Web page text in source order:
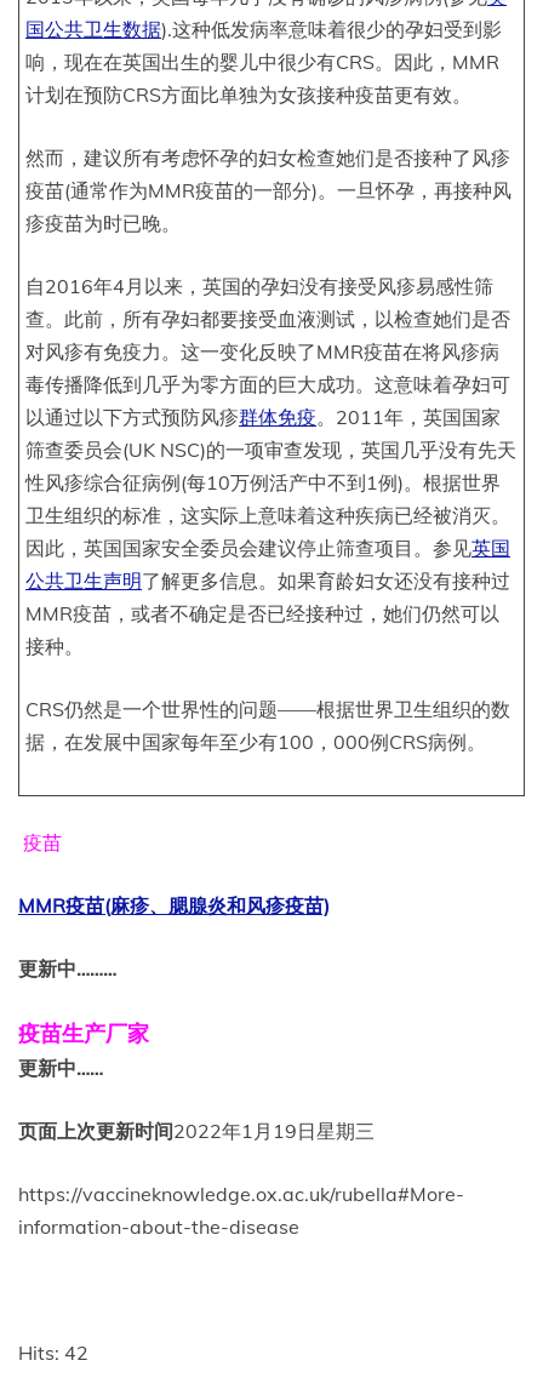
国公共卫生数据).这种低发病率意味着很少的孕妇受到影
响，现在在英国出生的婴儿中很少有CRS。因此，MMR
计划在预防CRS方面比单独为女孩接种疫苗更有效。
然而，建议所有考虑怀孕的妇女检查她们是否接种了风疹
疫苗(通常作为MMR疫苗的一部分)。一旦怀孕，再接种风
疹疫苗为时已晚。
自2016年4月以来，英国的孕妇没有接受风疹易感性筛
查。此前，所有孕妇都要接受血液测试，以检查她们是否
对风疹有免疫力。这一变化反映了MMR疫苗在将风疹病
毒传播降低到几乎为零方面的巨大成功。这意味着孕妇可
以通过以下方式预防风疹群体免疫。2011年，英国国家
筛查委员会(UK NSC)的一项审查发现，英国几乎没有先天
性风疹综合征病例(每10万例活产中不到1例)。根据世界
卫生组织的标准，这实际上意味着这种疾病已经被消灭。
因此，英国国家安全委员会建议停止筛查项目。参见英国
公共卫生声明了解更多信息。如果育龄妇女还没有接种过
MMR疫苗，或者不确定是否已经接种过，她们仍然可以
接种。
CRS仍然是一个世界性的问题——根据世界卫生组织的数
据，在发展中国家每年至少有100，000例CRS病例。
疫苗
MMR疫苗(麻疹、腮腺炎和风疹疫苗)
更新中………
疫苗生产厂家
更新中……
页面上次更新时间2022年1月19日星期三
https://vaccineknowledge.ox.ac.uk/rubella#More-
information-about-the-disease
Hits: 42